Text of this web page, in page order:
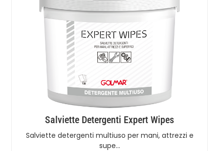
Salviette Detergenti Expert Wipes
Salviette detergenti multiuso per mani, attrezzi e
supe…